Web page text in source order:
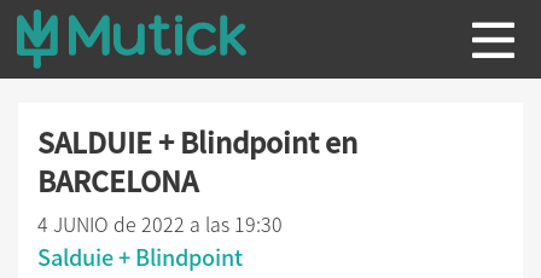
SALDUIE + Blindpoint en
BARCELONA
4 JUNIO de 2022 a las 19:30
Salduie + Blindpoint